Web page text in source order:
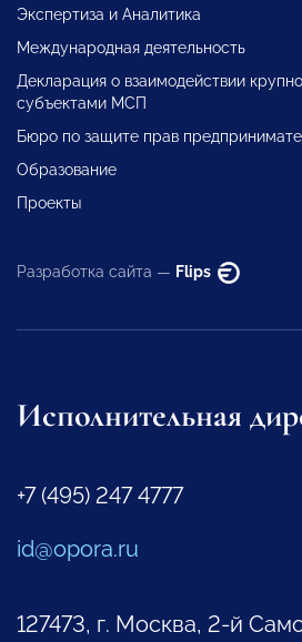
Экспертиза и Аналитика
Международная деятельность
Декларация о взаимодействии
субъектами МСП
Бюро по защите прав
Образование
Проекты
Разработка сайта — Flips
Исполнительная
+7 (495) 247 4777
id@opora.ru
127473, г. Москва, 2-й